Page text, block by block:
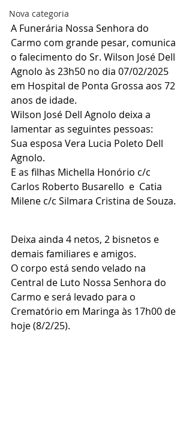
Nova categoria
A Funerária Nossa Senhora do
Carmo com grande pesar, comunica
o falecimento do Sr. Wilson José Dell
Agnolo às 23h50 no dia 07/02/2025
em Hospital de Ponta Grossa aos 72
anos de idade.
Wilson José Dell Agnolo deixa a
lamentar as seguintes pessoas:
Sua esposa Vera Lucia Poleto Dell
Agnolo.
E as filhas Michella Honório c/c
Carlos Roberto Busarello  e  Catia
Milene c/c Silmara Cristina de Souza.
Deixa ainda 4 netos, 2 bisnetos e
demais familiares e amigos.
O corpo está sendo velado na
Central de Luto Nossa Senhora do
Carmo e será levado para o
Crematório em Maringa às 17h00 de
hoje (8/2/25).